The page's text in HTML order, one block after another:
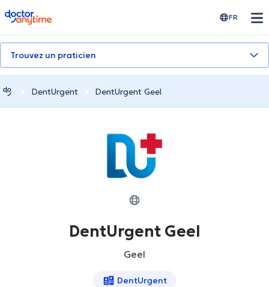
doctoranytime FR
Trouvez un praticien
DentUrgent DentUrgent Geel
DentUrgent Geel
Geel
DentUrgent